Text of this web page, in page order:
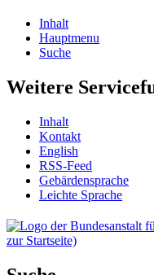
Inhalt
Hauptmenu
Suche
Weitere
In­halt
Kon­takt
English
RSS-Feed
Ge­bär­den­spra­che
Leich­te Spra­che